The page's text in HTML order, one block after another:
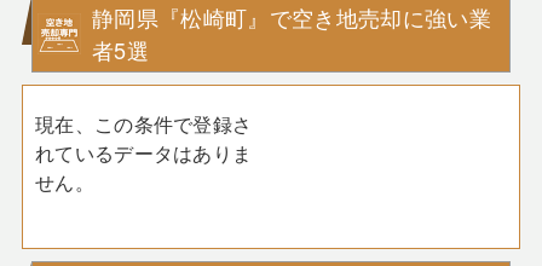
静岡県『松崎町』で空き地売却に強い業
者5選
現在、この条件で登録さ
れているデータはありま
せん。